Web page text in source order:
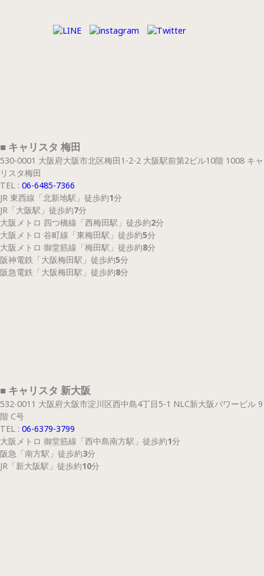
■ キャリスタ 梅田
530-0001 大阪府大阪市北区梅田1-2-2 大阪駅前第2ビル10階 1008 キャ
リスタ梅田
TEL : 06-6485-7366
JR 東西線 「北新地駅」 徒歩約1分
JR 「大阪駅」 徒歩約7分
大阪メトロ 四つ橋線 「西梅田駅」 徒歩約2分
大阪メトロ 谷町線 「東梅田駅」 徒歩約5分
大阪メトロ 御堂筋線 「梅田駅」 徒歩約8分
阪神電鉄 「大阪梅田駅」 徒歩約5分
阪急電鉄 「大阪梅田駅」 徒歩約8分
■ キャリスタ 新大阪
532-0011 大阪府大阪市淀川区西中島4丁目5-1 NLC新大阪パワービル 9
階 C号
TEL : 06-6379-3799
大阪メトロ 御堂筋線 「西中島南方駅」 徒歩約1分
阪急 「南方駅」 徒歩約3分
JR 「新大阪駅」 徒歩約10分